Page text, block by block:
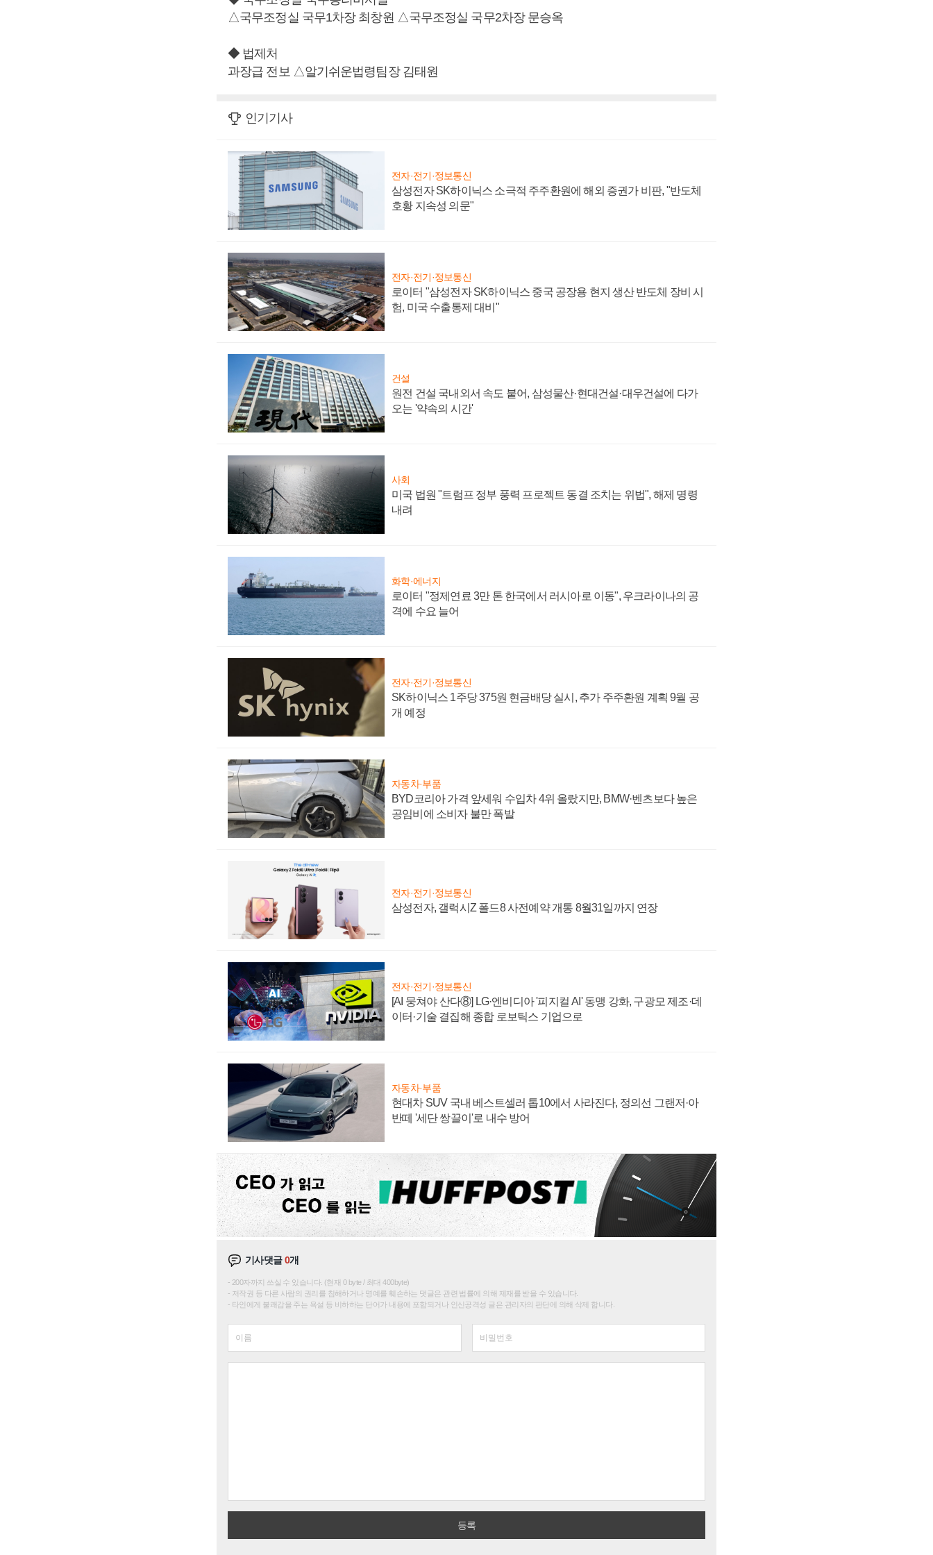
△국무조정실 국무1차장 최창원 △국무조정실 국무2차장 문승옥
◆ 법제처
과장급 전보 △알기쉬운법령팀장 김태원
인기기사
전자·전기·정보통신
삼성전자 SK하이닉스 소극적 주주환원에 해외 증권가 비판, "반도체
호황 지속성 의문"
전자·전기·정보통신
로이터 "삼성전자 SK하이닉스 중국 공장용 현지 생산 반도체 장비 시
험, 미국 수출통제 대비"
건설
원전 건설 국내외서 속도 붙어, 삼성물산·현대건설·대우건설에 다가
오는 '약속의 시간'
사회
미국 법원 "트럼프 정부 풍력 프로젝트 동결 조치는 위법", 해제 명령
내려
화학·에너지
로이터 "정제연료 3만 톤 한국에서 러시아로 이동", 우크라이나의 공
격에 수요 늘어
전자·전기·정보통신
SK하이닉스 1주당 375원 현금배당 실시, 추가 주주환원 계획 9월 공
개 예정
자동차·부품
BYD코리아 가격 앞세워 수입차 4위 올랐지만, BMW·벤츠보다 높은
공임비에 소비자 불만 폭발
전자·전기·정보통신
삼성전자, 갤럭시Z 폴드8 사전예약 개통 8월31일까지 연장
전자·전기·정보통신
[AI 뭉쳐야 산다⑧] LG·엔비디아 '피지컬 AI' 동맹 강화, 구광모 제조·데
이터·기술 결집해 종합 로보틱스 기업으로
자동차·부품
현대차 SUV 국내 베스트셀러 톱10에서 사라진다, 정의선 그랜저·아
반떼 '세단 쌍끌이'로 내수 방어
기사댓글0개
200자까지 쓰실 수 있습니다. (현재 0 byte / 최대 400byte)
저작권 등 다른 사람의 권리를 침해하거나 명예를 훼손하는 댓글은 관련 법률에 의해 제재를 받을 수 있습니다.
타인에게 불쾌감을 주는 욕설 등 비하하는 단어가 내용에 포함되거나 인신공격성 글은 관리자의 판단에 의해 삭제 합니다.